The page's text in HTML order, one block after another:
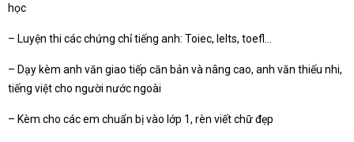
học
– Luyện thi các chứng chỉ tiếng anh: Toiec, Ielts, toefl…
– Dạy kèm anh văn giao tiếp căn bản và nâng cao, anh văn thiếu nhi,
tiếng việt cho người nước ngoài
– Kèm cho các em chuẩn bị vào lớp 1, rèn viết chữ đẹp